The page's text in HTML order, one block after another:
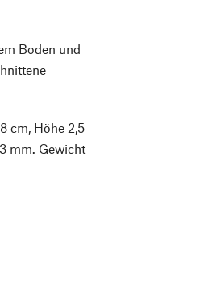
Boden und
cm, Höhe 2,5
mm. Gewicht